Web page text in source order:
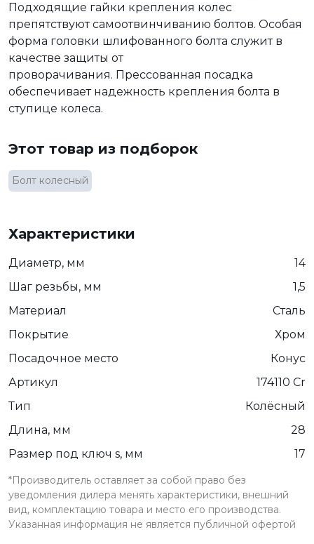
Подходящие гайки крепления колес
препятствуют самоотвинчиванию болтов. Особая
форма головки шлифованного болта служит в
качестве защиты от
проворачивания. Прессованная посадка
обеспечивает надежность крепления болта в
ступице колеса.
Этот товар из подборок
Болт колесный
Характеристики
Диаметр, мм
14
Шаг резьбы, мм
1,5
Материал
Сталь
Покрытие
Хром
Посадочное место
Конус
Артикул
174110 Cr
Тип
Колёсный
Длина, мм
28
Размер под ключ s, мм
17
*Производитель оставляет за собой право без
уведомления дилера менять характеристики, внешний
вид, комплектацию товара и место его производства.
Указанная информация не является публичной офертой